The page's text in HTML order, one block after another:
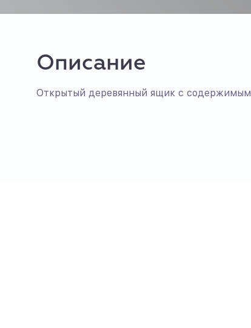
Описание
Открытый деревянный ящик с содержимым